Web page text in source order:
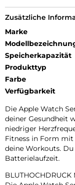
Zusätzliche
Marke
Speicherkapazität
Produkttyp
Farbe
Verfügbarkeit
Die Apple Watch
deiner Gesundheit
niedriger
Fitness in Form
deine Workouts.
Batterielaufzeit.
BLUTHOCHDRUCK